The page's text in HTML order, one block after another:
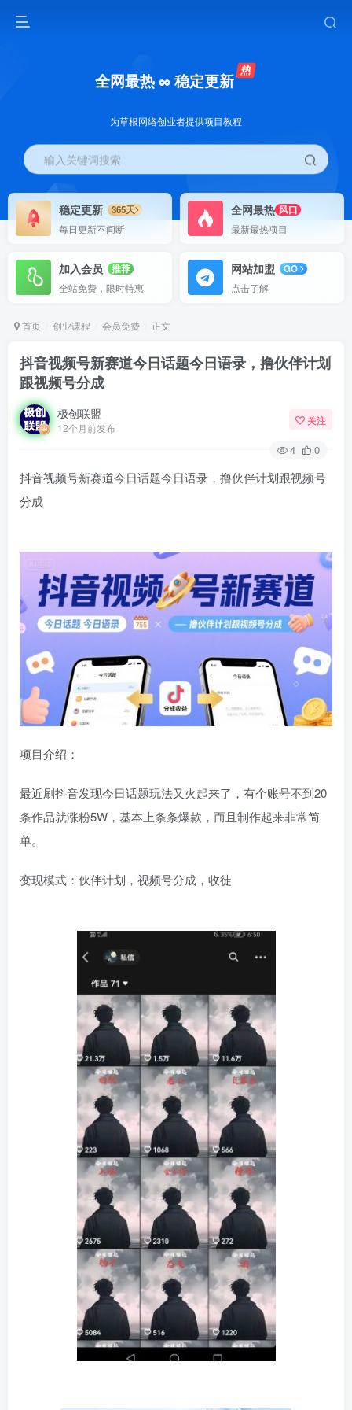
全网最热 ∞ 稳定更新
为草根网络创业者提供项目教程
输入关键词搜索
稳定更新
365天
每日更新不间断
全网最热 风口
最新最热项目
加入会员
推荐
全站免费，限时特惠
网站加盟
GO
点击了解
首页 创业课程 会员免费 正文
抖音视频号新赛道今日话题今日语录，撸伙伴计划
跟视频号分成
极创联盟
12个月前发布
关注
4 0
抖音视频号新赛道今日话题今日语录，撸伙伴计划跟视频号
分成
项目介绍：
最近刷抖音发现今日话题玩法又火起来了，有个账号不到20
条作品就涨粉5W，基本上条条爆款，而且制作起来非常简
单。
变现模式：伙伴计划，视频号分成，收徒